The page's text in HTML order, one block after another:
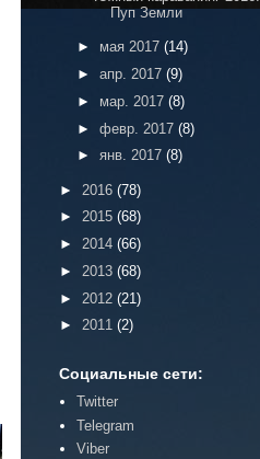
Пуп Земли
► мая 2017 (14)
► апр. 2017 (9)
► мар. 2017 (8)
► февр. 2017 (8)
► янв. 2017 (8)
► 2016 (78)
► 2015 (68)
► 2014 (66)
► 2013 (68)
► 2012 (21)
► 2011 (2)
Социальные сети:
Twitter
Telegram
Viber